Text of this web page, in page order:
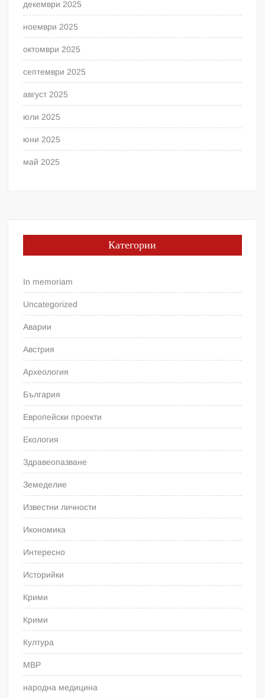
декември 2025
ноември 2025
октомври 2025
септември 2025
август 2025
юли 2025
юни 2025
май 2025
Категории
In memoriam
Uncategorized
Аварии
Австрия
Археология
България
Европейски проекти
Екология
Здравеопазване
Земеделие
Известни личности
Икономика
Интересно
Историйки
Крими
Крими
Култура
МВР
народна медицина